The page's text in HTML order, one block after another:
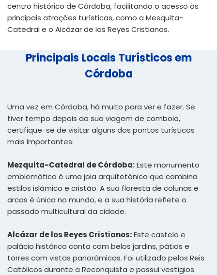
centro histórico de Córdoba, facilitando o acesso às
principais atrações turísticas, como a Mesquita-
Catedral e o Alcázar de los Reyes Cristianos.
Principais Locais Turísticos em
Córdoba
Uma vez em Córdoba, há muito para ver e fazer. Se
tiver tempo depois da sua viagem de comboio,
certifique-se de visitar alguns dos pontos turísticos
mais importantes:
Mezquita-Catedral de Córdoba:Este monumento
emblemático é uma joia arquitetónica que combina
estilos islâmico e cristão. A sua floresta de colunas e
arcos é única no mundo, e a sua história reflete o
passado multicultural da cidade.
Alcázar de los Reyes Cristianos:Este castelo e
palácio histórico conta com belos jardins, pátios e
torres com vistas panorâmicas. Foi utilizado pelos Reis
Católicos durante a Reconquista e possui vestígios